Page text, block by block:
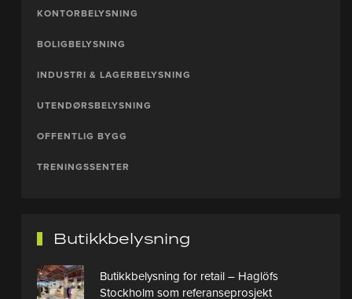
KONTORBELYSNING
BOLIGBELYSNING
INDUSTRI & LAGERBELYSNING
UTENDØRSBELYSNING
OFFENTLIG BYGG
TRENINGSSENTER
Butikkbelysning
Butikkbelysning for retail – Haglöfs
Stockholm som referanseprosjekt